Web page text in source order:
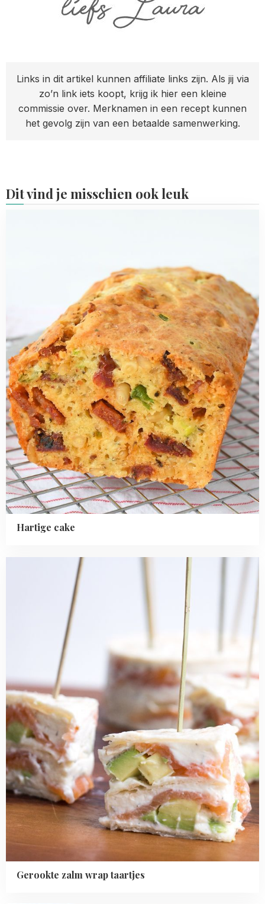
Links in dit artikel kunnen affiliate links zijn. Als jij via
zo’n link iets koopt, krijg ik hier een kleine
commissie over. Merknamen in een recept kunnen
het gevolg zijn van een betaalde samenwerking.
Dit vind je misschien ook leuk
Hartige cake
Gerookte zalm wrap taartjes